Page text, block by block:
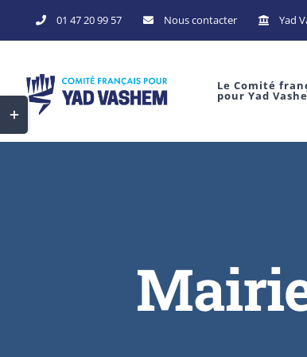
to
01 47 20 99 57 Nous contacter Yad
Le Comité
pour Yad
Toggle
Sliding